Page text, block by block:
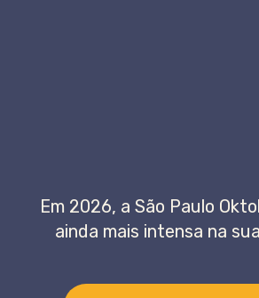
Em 2026, a São Paulo
ainda mais intensa na